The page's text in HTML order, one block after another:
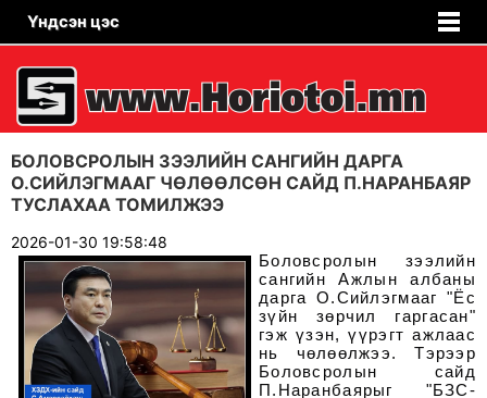
Үндсэн цэс
БОЛОВСРОЛЫН ЗЭЭЛИЙН САНГИЙН ДАРГА
О.СИЙЛЭГМААГ ЧӨЛӨӨЛСӨН САЙД П.НАРАНБАЯР
ТУСЛАХАА ТОМИЛЖЭЭ
2026-01-30 19:58:48
Боловсролын зээлийн
сангийн Ажлын албаны
дарга О.Сийлэгмааг "Ёс
зүйн зөрчил гаргасан"
гэж үзэн, үүрэгт ажлаас
нь чөлөөлжээ. Тэрээр
Боловсролын сайд
П.Наранбаярыг "БЗС-